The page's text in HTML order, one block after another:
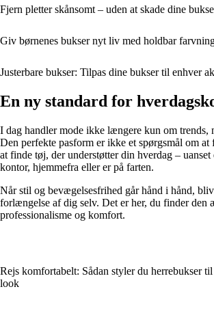
Fjern pletter skånsomt – uden at skade dine
Giv børnenes bukser nyt liv med holdbar
Justerbare bukser: Tilpas dine bukser til enhver
En ny standard for
I dag handler mode ikke længere kun om trends,
Den perfekte pasform er ikke et spørgsmål om at
at finde tøj, der understøtter din hverdag – uanset
kontor, hjemmefra eller er på farten.
Når stil og bevægelsesfrihed går hånd i hånd,
forlængelse af dig selv. Det er her, du finder den
professionalisme og komfort.
Rejs komfortabelt: Sådan styler du herrebukser
look